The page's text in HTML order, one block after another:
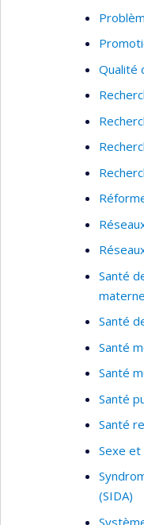
Qualité
Santé
Santé
Santé
Santé
Santé
Santé
Sexe et
(SIDA)